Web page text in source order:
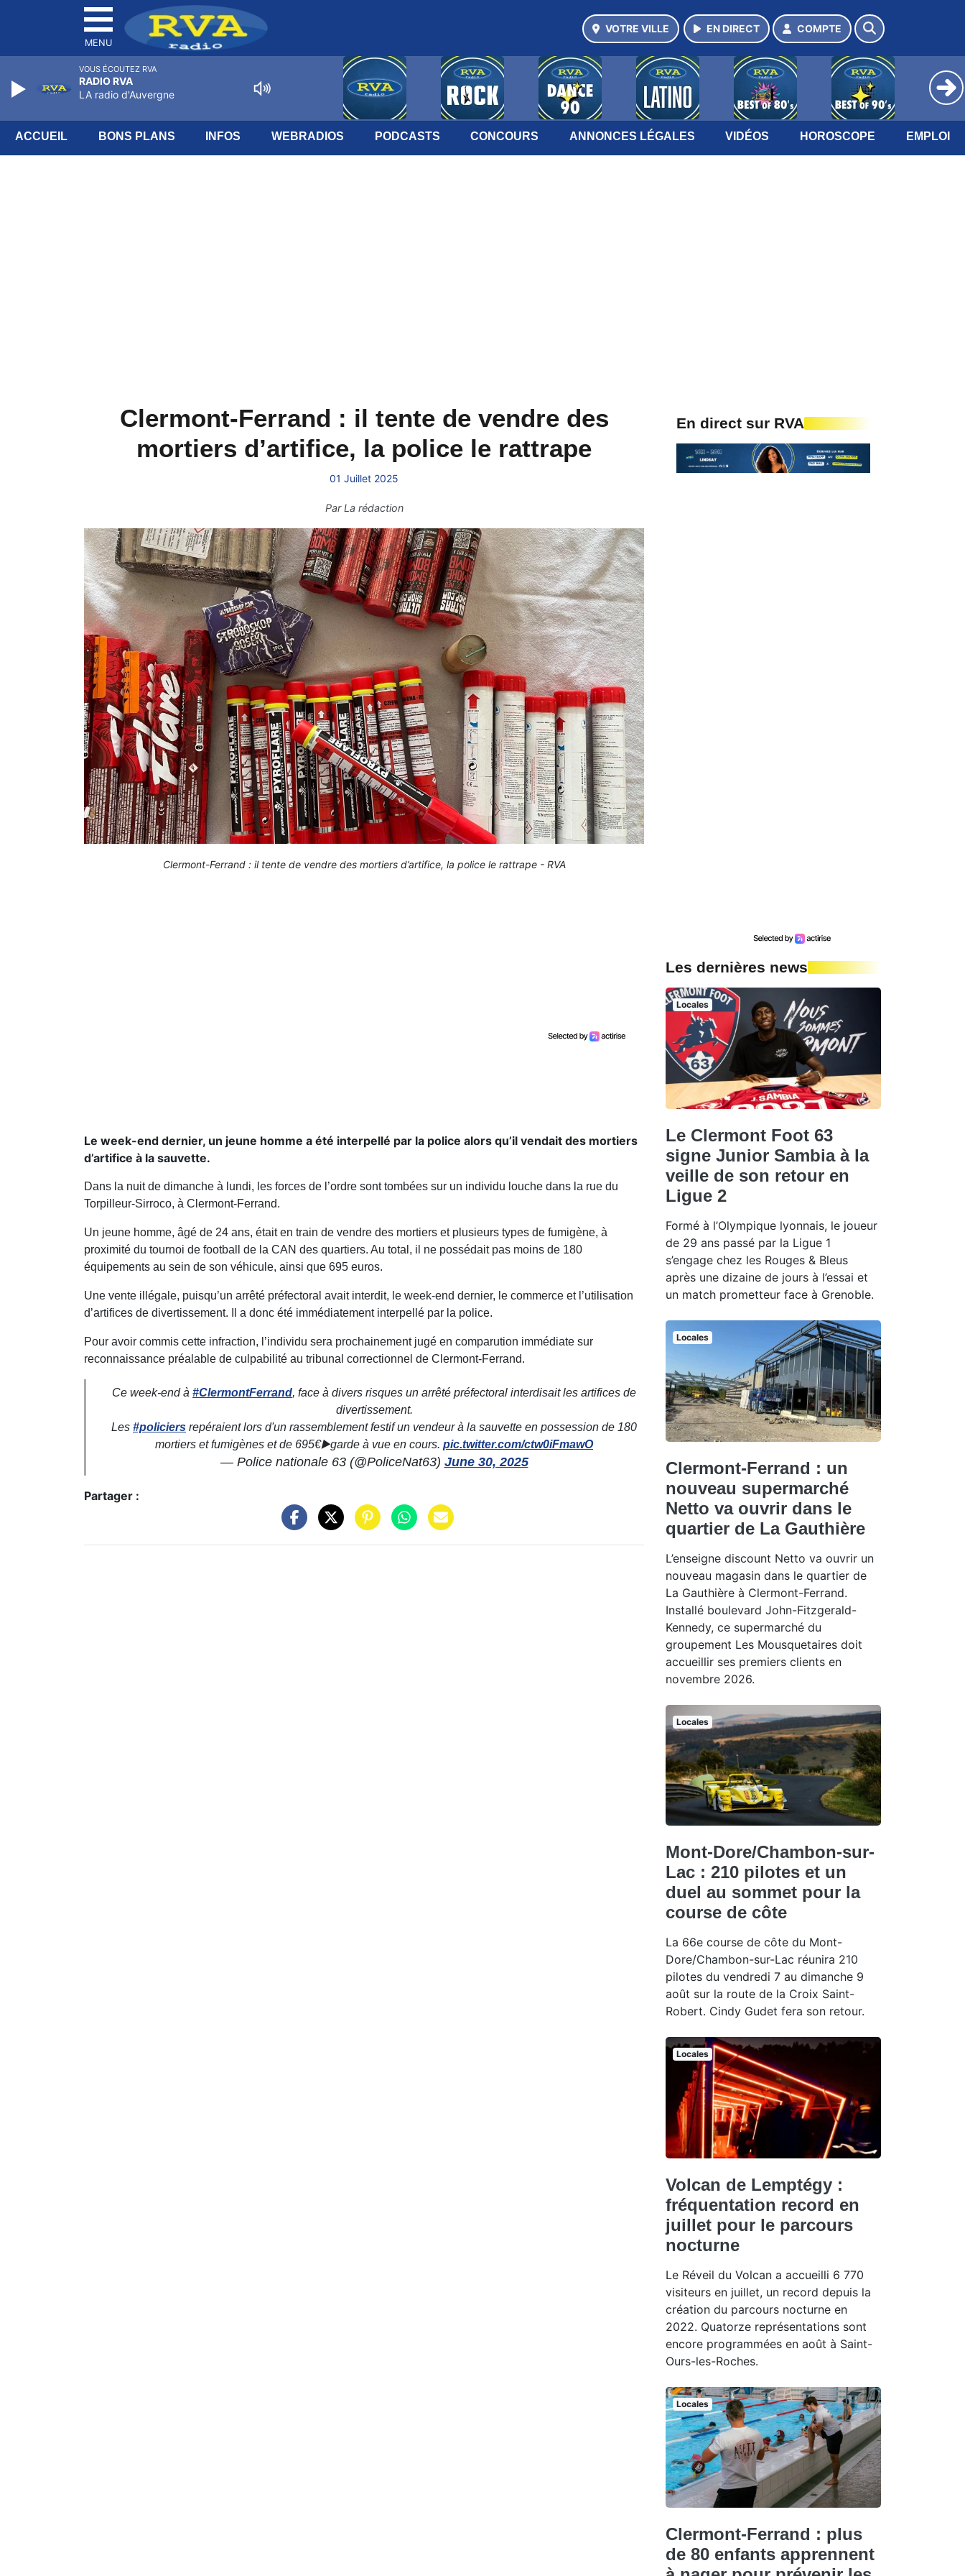
MENU
VOTRE VILLE EN DIRECT COMPTE
ACCUEIL BONS PLANS INFOS WEBRADIOS PODCASTS CONCOURS ANNONCES LÉGALES VIDÉOS HOROSCOPE EMPLOI
Clermont-Ferrand : il tente de vendre des
mortiers d’artifice, la police le rattrape
01 Juillet 2025
ParLa rédaction
Clermont-Ferrand : il tente de vendre des mortiers d’artifice, la police le rattrape - RVA
Le week-end dernier, un jeune homme a été interpellé par la police alors qu’il vendait des mortiers
d’artifice à la sauvette.
Dans la nuit de dimanche à lundi, les forces de l’ordre sont tombées sur un individu louche dans la rue du
Torpilleur-Sirroco, à Clermont-Ferrand.
Un jeune homme, âgé de 24 ans, était en train de vendre des mortiers et plusieurs types de fumigène, à
proximité du tournoi de football de la CAN des quartiers. Au total, il ne possédait pas moins de 180
équipements au sein de son véhicule, ainsi que 695 euros.
Une vente illégale, puisqu’un arrêté préfectoral avait interdit, le week-end dernier, le commerce et l’utilisation
d’artifices de divertissement. Il a donc été immédiatement interpellé par la police.
Pour avoir commis cette infraction, l’individu sera prochainement jugé en comparution immédiate sur
reconnaissance préalable de culpabilité au tribunal correctionnel de Clermont-Ferrand.
Ce week-end à #ClermontFerrand, face à divers risques un arrêté préfectoral interdisait les artifices de
divertissement.
Les #policiers repéraient lors d'un rassemblement festif un vendeur à la sauvette en possession de 180
mortiers et fumigènes et de 695€▶️garde à vue en cours. pic.twitter.com/ctw0iFmawO
— Police nationale 63 (@PoliceNat63) June 30, 2025
Partager :
En direct sur RVA
Les dernières news
Locales
Le Clermont Foot 63
signe Junior Sambia à la
veille de son retour en
Ligue 2
Formé à l’Olympique lyonnais, le joueur
de 29 ans passé par la Ligue 1
s’engage chez les Rouges & Bleus
après une dizaine de jours à l’essai et
un match prometteur face à Grenoble.
Locales
Clermont-Ferrand : un
nouveau supermarché
Netto va ouvrir dans le
quartier de La Gauthière
L’enseigne discount Netto va ouvrir un
nouveau magasin dans le quartier de
La Gauthière à Clermont-Ferrand.
Installé boulevard John-Fitzgerald-
Kennedy, ce supermarché du
groupement Les Mousquetaires doit
accueillir ses premiers clients en
novembre 2026.
Locales
Mont-Dore/Chambon-sur-
Lac : 210 pilotes et un
duel au sommet pour la
course de côte
La 66e course de côte du Mont-
Dore/Chambon-sur-Lac réunira 210
pilotes du vendredi 7 au dimanche 9
août sur la route de la Croix Saint-
Robert. Cindy Gudet fera son retour.
Locales
Volcan de Lemptégy :
fréquentation record en
juillet pour le parcours
nocturne
Le Réveil du Volcan a accueilli 6 770
visiteurs en juillet, un record depuis la
création du parcours nocturne en
2022. Quatorze représentations sont
encore programmées en août à Saint-
Ours-les-Roches.
Locales
Clermont-Ferrand : plus
de 80 enfants apprennent
VOUS ÉCOUTEZ RVA
RADIO RVA
LA radio d'Auvergne